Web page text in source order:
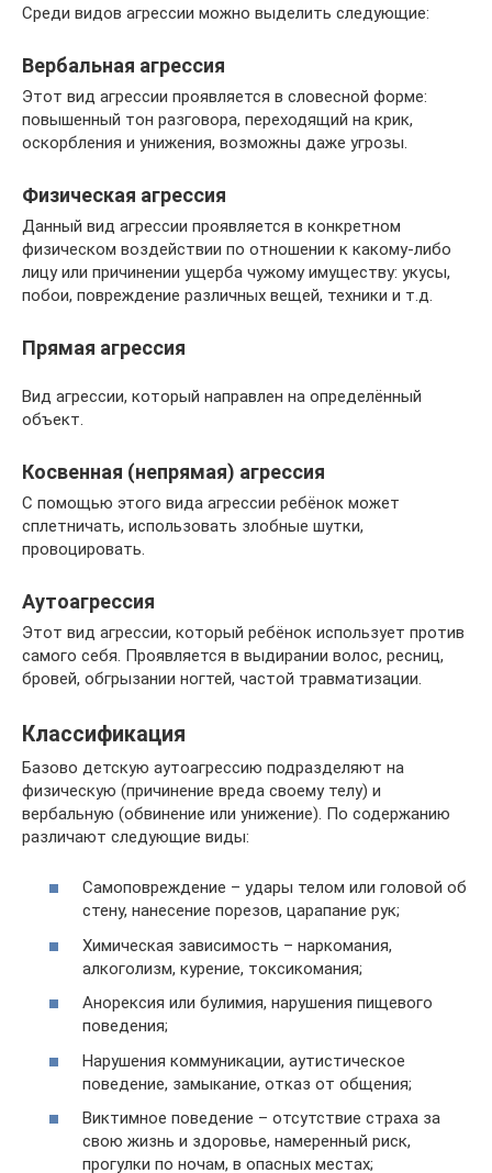
Среди видов агрессии можно выделить следующие:
Вербальная агрессия
Этот вид агрессии проявляется в словесной форме:
повышенный тон разговора, переходящий на крик,
оскорбления и унижения, возможны даже угрозы.
Физическая агрессия
Данный вид агрессии проявляется в конкретном
физическом воздействии по отношении к какому-либо
лицу или причинении ущерба чужому имуществу: укусы,
побои, повреждение различных вещей, техники и т.д.
Прямая агрессия
Вид агрессии, который направлен на определённый
объект.
Косвенная (непрямая) агрессия
С помощью этого вида агрессии ребёнок может
сплетничать, использовать злобные шутки,
провоцировать.
Аутоагрессия
Этот вид агрессии, который ребёнок использует против
самого себя. Проявляется в выдирании волос, ресниц,
бровей, обгрызании ногтей, частой травматизации.
Классификация
Базово детскую аутоагрессию подразделяют на
физическую (причинение вреда своему телу) и
вербальную (обвинение или унижение). По содержанию
различают следующие виды:
Самоповреждение – удары телом или головой об
стену, нанесение порезов, царапание рук;
Химическая зависимость – наркомания,
алкоголизм, курение, токсикомания;
Анорексия или булимия, нарушения пищевого
поведения;
Нарушения коммуникации, аутистическое
поведение, замыкание, отказ от общения;
Виктимное поведение – отсутствие страха за
свою жизнь и здоровье, намеренный риск,
прогулки по ночам, в опасных местах;